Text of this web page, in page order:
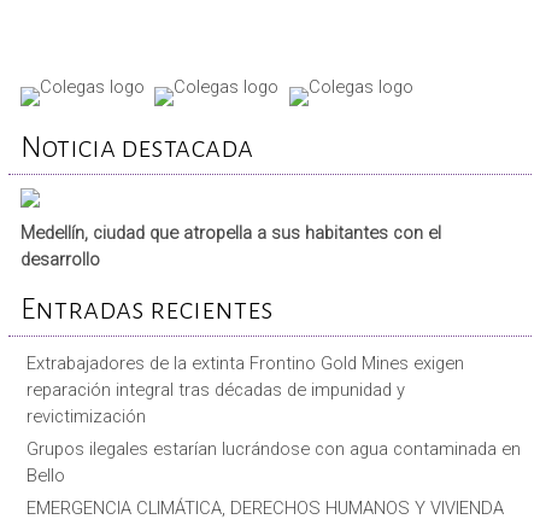
Noticia destacada
Medellín, ciudad que atropella a sus habitantes con el
desarrollo
Entradas recientes
Extrabajadores de la extinta Frontino Gold Mines exigen
reparación integral tras décadas de impunidad y
revictimización
Grupos ilegales estarían lucrándose con agua contaminada en
Bello
EMERGENCIA CLIMÁTICA, DERECHOS HUMANOS Y VIVIENDA